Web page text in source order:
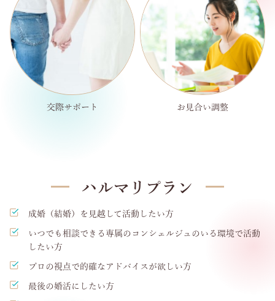
交際サポート お見合い調整
ハルマリプラン
成婚（結婚）を見越して活動したい方
いつでも相談できる専属のコンシェルジュのいる環境で活動
したい方
プロの視点で的確なアドバイスが欲しい方
最後の婚活にしたい方